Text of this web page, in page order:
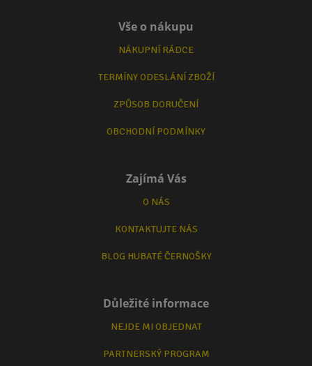
Vše o nákupu
NÁKUPNÍ RÁDCE
TERMÍNY ODESLÁNÍ ZBOŽÍ
ZPŮSOB DORUČENÍ
OBCHODNÍ PODMÍNKY
Zajímá Vás
O NÁS
KONTAKTUJTE NÁS
BLOG HUBATÉ ČERNOŠKY
Důležité informace
NEJDE MI OBJEDNAT
PARTNERSKÝ PROGRAM